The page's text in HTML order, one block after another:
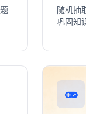
随机抽
巩固知